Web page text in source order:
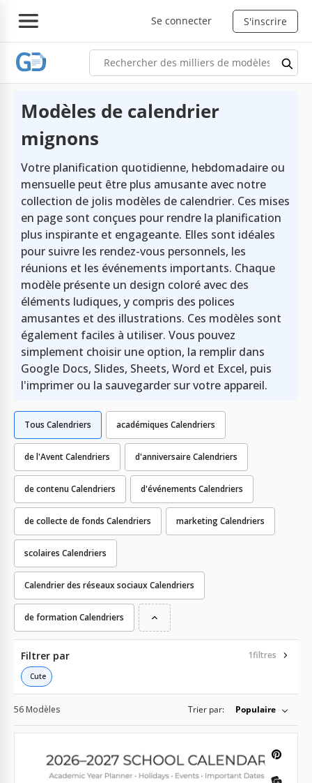
Se connecter S'inscrire
Modèles de calendrier
mignons
Votre planification quotidienne, hebdomadaire ou
mensuelle peut être plus amusante avec notre
collection de jolis modèles de calendrier. Ces mises
en page sont conçues pour rendre la planification
plus inspirante et engageante. Elles sont idéales
pour suivre les rendez-vous personnels, les
réunions et les événements importants. Chaque
modèle présente un design coloré avec des
éléments ludiques, y compris des polices
amusantes et des illustrations. Ces modèles sont
également faciles à utiliser. Vous pouvez
simplement choisir une option, la remplir dans
Google Docs, Slides, Sheets, Word et Excel, puis
l'imprimer ou la sauvegarder sur votre appareil.
Tous Calendriers académiques Calendriers
de l'Avent Calendriers d'anniversaire Calendriers
de contenu Calendriers d'événements Calendriers
de collecte de fonds Calendriers marketing Calendriers
scolaires Calendriers
Calendrier des réseaux sociaux Calendriers
de formation Calendriers
Filtrer par 1filtres
Cute
56 Modèles Trier par: Populaire